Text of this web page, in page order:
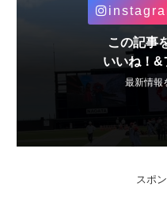
この記事
いいね！&
最新情報
スポ